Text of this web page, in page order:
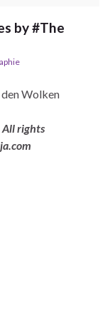
by #The
Wolken
rights